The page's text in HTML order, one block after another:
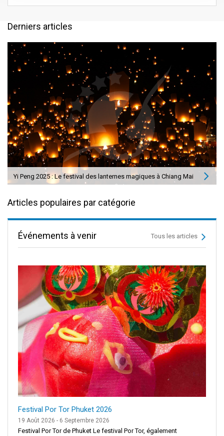
Derniers articles
Yi Peng 2025 : Le festival des lanternes magiques à Chiang Mai
Articles populaires par catégorie
Événements à venir Tous les articles
Festival Por Tor Phuket 2026
19 Août 2026 - 6 Septembre 2026
Festival Por Tor de Phuket Le festival Por Tor, également